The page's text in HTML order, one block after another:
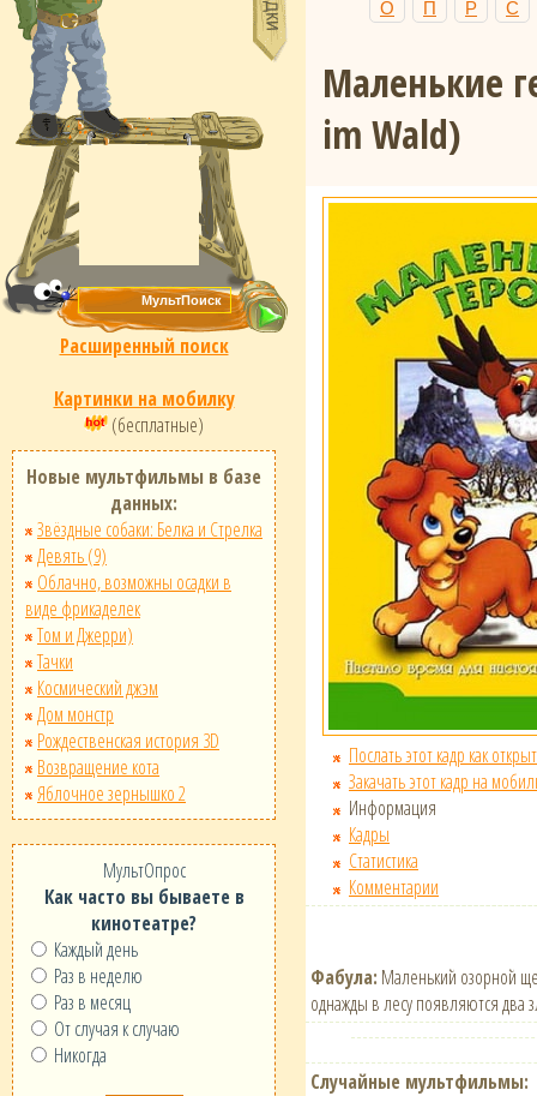
Расширенный поиск
Картинки на мобилку
(бесплатные)
Новые мультфильмы в базе
данных:
Звёздные собаки: Белка и Стрелка
Девять (9)
Облачно, возможны осадки в
виде фрикаделек
Том и Джерри)
Тачки
Космический джэм
Дом монстр
Рождественская история 3D
Возвращение кота
Яблочное зернышко 2
МультОпрос
Как часто вы бываете в
кинотеатре?
Каждый день
Раз в неделю
Раз в месяц
От случая к случаю
Никогда
О
П Р С
Маленькие
im Wald)
Послать этот кадр как
Закачать этот кадр на
Информация
Кадры
Статистика
Комментарии
Фабула: Маленький озорной
однажды в лесу появляются два
Случайные мультфильмы: